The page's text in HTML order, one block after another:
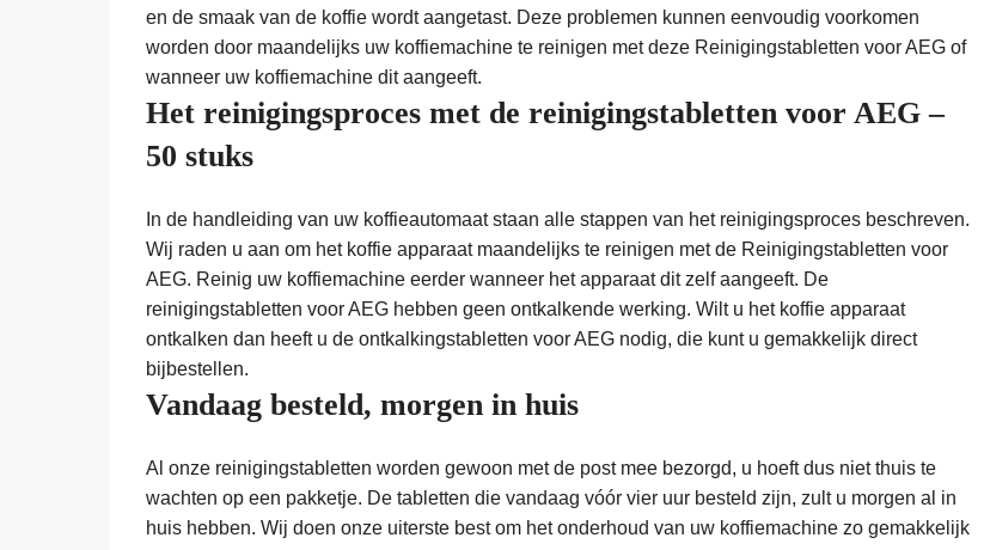
en de smaak van de koffie wordt aangetast. Deze problemen kunnen eenvoudig voorkomen
worden door maandelijks uw koffiemachine te reinigen met deze Reinigingstabletten voor AEG of
wanneer uw koffiemachine dit aangeeft.
Het reinigingsproces met de reinigingstabletten voor AEG –
50 stuks
In de handleiding van uw koffieautomaat staan alle stappen van het reinigingsproces beschreven.
Wij raden u aan om het koffie apparaat maandelijks te reinigen met de Reinigingstabletten voor
AEG. Reinig uw koffiemachine eerder wanneer het apparaat dit zelf aangeeft. De
reinigingstabletten voor AEG hebben geen ontkalkende werking. Wilt u het koffie apparaat
ontkalken dan heeft u de ontkalkingstabletten voor AEG nodig, die kunt u gemakkelijk direct
bijbestellen.
Vandaag besteld, morgen in huis
Al onze reinigingstabletten worden gewoon met de post mee bezorgd, u hoeft dus niet thuis te
wachten op een pakketje. De tabletten die vandaag vóór vier uur besteld zijn, zult u morgen al in
huis hebben. Wij doen onze uiterste best om het onderhoud van uw koffiemachine zo gemakkelijk